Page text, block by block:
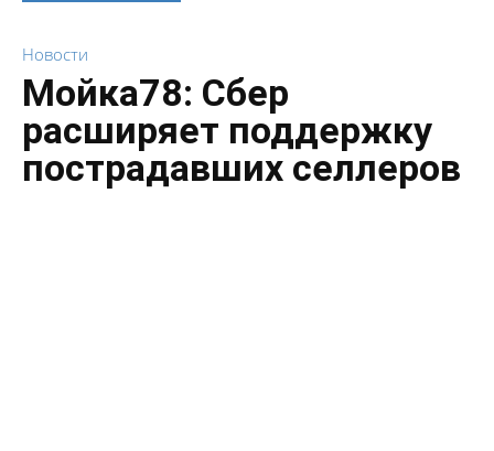
Новости
Мойка78: Сбер
расширяет поддержку
пострадавших селлеров